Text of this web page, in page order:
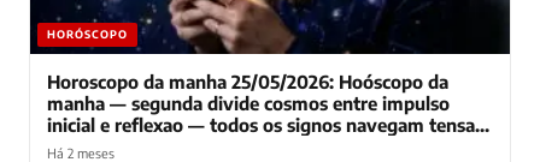
HORÓSCOPO
Horoscopo da manha 25/05/2026: Hoóscopo da
manha — segunda divide cosmos entre impulso
inicial e reflexao — todos os signos navegam tensao
decisiva entre acelerar projetos e pausar pra respirar
Há 2 meses